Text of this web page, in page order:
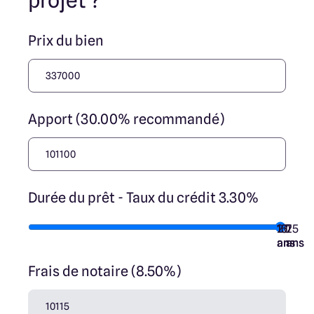
Prix du bien
Apport (30.00% recommandé)
Durée du prêt - Taux du crédit 3.30%
7
ans
10
ans
15
ans
20
ans
25
ans
Frais de notaire (8.50%)